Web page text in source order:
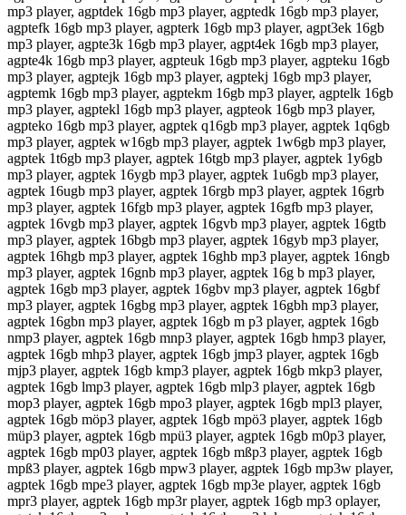
mp3 player, agptdek 16gb mp3 player, agptedk 16gb mp3 player,
agptefk 16gb mp3 player, agpterk 16gb mp3 player, agpt3ek 16gb
mp3 player, agpte3k 16gb mp3 player, agpt4ek 16gb mp3 player,
agpte4k 16gb mp3 player, agpteuk 16gb mp3 player, agpteku 16gb
mp3 player, agptejk 16gb mp3 player, agptekj 16gb mp3 player,
agptemk 16gb mp3 player, agptekm 16gb mp3 player, agptelk 16gb
mp3 player, agptekl 16gb mp3 player, agpteok 16gb mp3 player,
agpteko 16gb mp3 player, agptek q16gb mp3 player, agptek 1q6gb
mp3 player, agptek w16gb mp3 player, agptek 1w6gb mp3 player,
agptek 1t6gb mp3 player, agptek 16tgb mp3 player, agptek 1y6gb
mp3 player, agptek 16ygb mp3 player, agptek 1u6gb mp3 player,
agptek 16ugb mp3 player, agptek 16rgb mp3 player, agptek 16grb
mp3 player, agptek 16fgb mp3 player, agptek 16gfb mp3 player,
agptek 16vgb mp3 player, agptek 16gvb mp3 player, agptek 16gtb
mp3 player, agptek 16bgb mp3 player, agptek 16gyb mp3 player,
agptek 16hgb mp3 player, agptek 16ghb mp3 player, agptek 16ngb
mp3 player, agptek 16gnb mp3 player, agptek 16g b mp3 player,
agptek 16gb mp3 player, agptek 16gbv mp3 player, agptek 16gbf
mp3 player, agptek 16gbg mp3 player, agptek 16gbh mp3 player,
agptek 16gbn mp3 player, agptek 16gb m p3 player, agptek 16gb
nmp3 player, agptek 16gb mnp3 player, agptek 16gb hmp3 player,
agptek 16gb mhp3 player, agptek 16gb jmp3 player, agptek 16gb
mjp3 player, agptek 16gb kmp3 player, agptek 16gb mkp3 player,
agptek 16gb lmp3 player, agptek 16gb mlp3 player, agptek 16gb
mop3 player, agptek 16gb mpo3 player, agptek 16gb mpl3 player,
agptek 16gb möp3 player, agptek 16gb mpö3 player, agptek 16gb
müp3 player, agptek 16gb mpü3 player, agptek 16gb m0p3 player,
agptek 16gb mp03 player, agptek 16gb mßp3 player, agptek 16gb
mpß3 player, agptek 16gb mpw3 player, agptek 16gb mp3w player,
agptek 16gb mpe3 player, agptek 16gb mp3e player, agptek 16gb
mpr3 player, agptek 16gb mp3r player, agptek 16gb mp3 oplayer,